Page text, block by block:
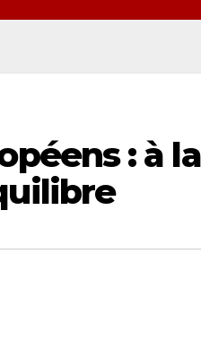
: à la